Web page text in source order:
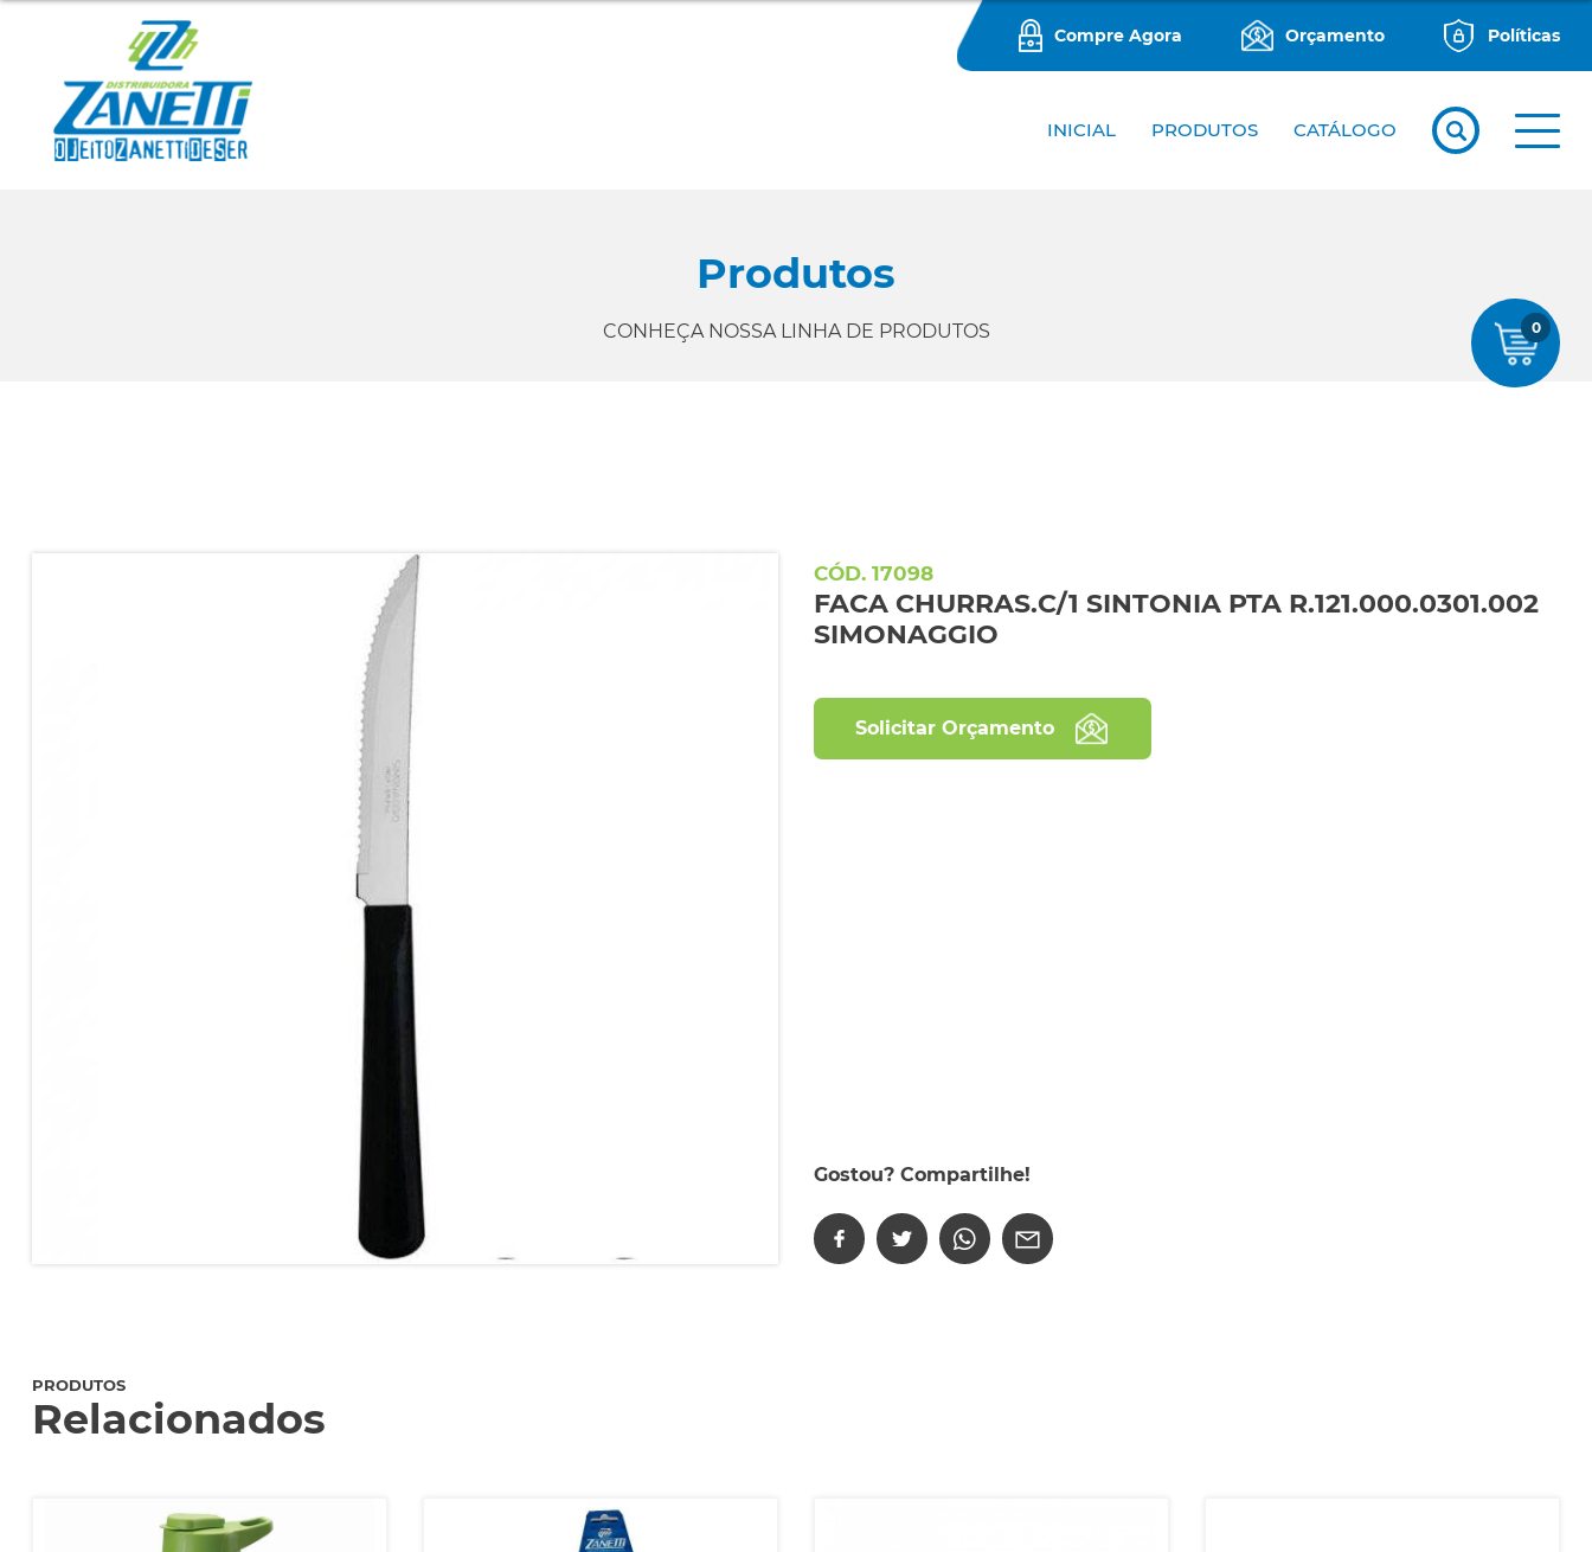
Compre Agora Orçamento Políticas
INICIAL PRODUTOS CATÁLOGO
Produtos
CONHEÇA NOSSA LINHA DE PRODUTOS 0
17098
FACA CHURRAS.C/1 SINTONIA PTA R.121.000.0301.002
SIMONAGGIO
Solicitar Orçamento
Gostou? Compartilhe!
PRODUTOS
Relacionados